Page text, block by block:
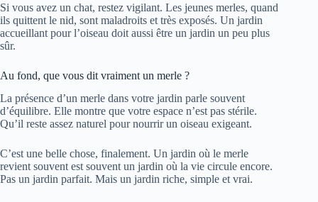
Si vous avez un chat, restez vigilant. Les jeunes merles, quand
ils quittent le nid, sont maladroits et très exposés. Un jardin
accueillant pour l’oiseau doit aussi être un jardin un peu plus
sûr.
Au fond, que vous dit vraiment un merle ?
La présence d’un merle dans votre jardin parle souvent
d’équilibre. Elle montre que votre espace n’est pas stérile.
Qu’il reste assez naturel pour nourrir un oiseau exigeant.
C’est une belle chose, finalement. Un jardin où le merle
revient souvent est souvent un jardin où la vie circule encore.
Pas un jardin parfait. Mais un jardin riche, simple et vrai.